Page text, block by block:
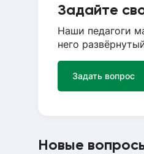
Задайте
Наши педагоги
него
Задать вопрос
Новые